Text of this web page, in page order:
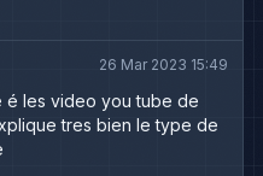
26 Mar 2023 15:49
é les video you tube de
tres bien le type de